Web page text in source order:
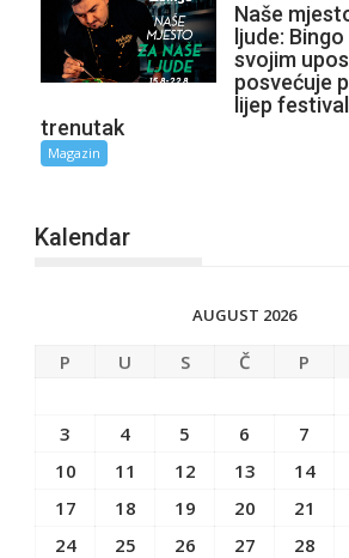
Naše
ljude:
svojim
posvećuje
lijep
trenutak
Magazin
Kalendar
AUGUST 2026
P U S Č P
3
4 5 6 7
10
11 12 13 14
17
18 19 20 21
24
25 26 27 28